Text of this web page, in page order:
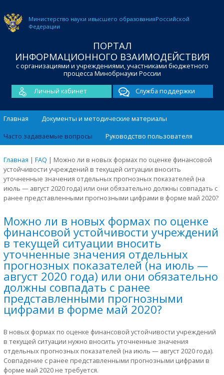
Министерство науки ивысшего образованияРоссийской
Федерации
ПОРТАЛ
ИНФОРМАЦИОННОГО ВЗАИМОДЕЙСТВИЯ
с организациями и учреждениями, участниками бюджетного
процесса Минобрнауки России
Личный кабинет
Служба поддержки
Главная
Документы и методические материалы
Часто задаваемые вопросы
Руководство пользователя
Главная | FAQ | Можно ли в новых формах по оценке финансовой
устойчивости учреждений в текущей ситуации вносить
уточненные значения отдельных прогнозных показателей (на
июль — август 2020 года) или они обязательно должны совпадать с
ранее представленными прогнозными цифрами в форме май 2020?
Можно ли в новых формах по оценке
финансовой устойчивости учреждений
в текущей ситуации вносить
уточненные значения отдельных
прогнозных показателей (на июль —
август 2020 года) или они обязательно
должны совпадать с ранее
представленными прогнозными
цифрами в форме май 2020?
В новых формах по оценке финансовой устойчивости учреждений
в текущей ситуации нужно вносить уточненные значения
отдельных прогнозных показателей (на июль — август 2020 года).
Совпадение с ранее представленными прогнозными цифрами в
форме май 2020 не требуется.